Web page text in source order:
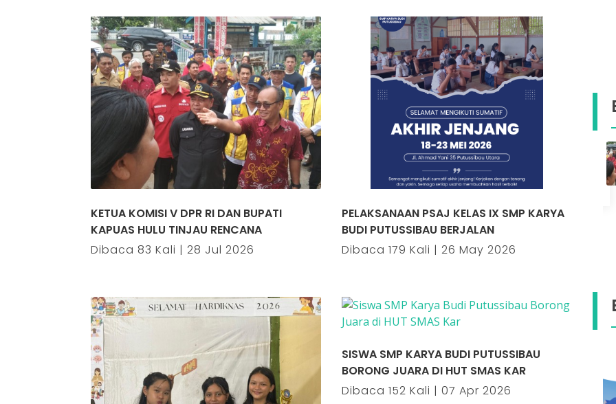
KETUA KOMISI V DPR RI DAN BUPATI
KAPUAS HULU TINJAU RENCANA
Dibaca 83 Kali | 28 Jul 2026
PELAKSANAAN PSAJ KELAS IX SMP KARYA
BUDI PUTUSSIBAU BERJALAN
Dibaca 179 Kali | 26 May 2026
SISWA SMP KARYA BUDI PUTUSSIBAU
BORONG JUARA DI HUT SMAS KAR
Dibaca 152 Kali | 07 Apr 2026
Mimpi yang Belum Selesai
23-10-2025 pukul 09:35
Ketua Komisi V DPR RI dan Bupati
Kapuas Hulu Tinjau Rencana
Peningkatan Infrastruktur Sekolah
Karya Budi
28-07-2026 pukul 12:18